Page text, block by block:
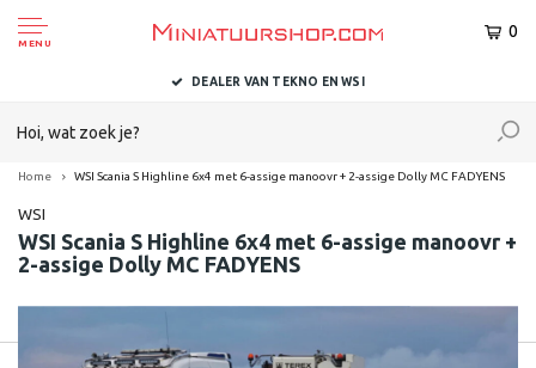
MENU
0
DEALER VAN TEKNO EN WSI
Home WSI Scania S Highline 6x4 met 6-assige manoovr + 2-assige Dolly MC FADYENS
WSI
WSI Scania S Highline 6x4 met 6-assige manoovr +
2-assige Dolly MC FADYENS